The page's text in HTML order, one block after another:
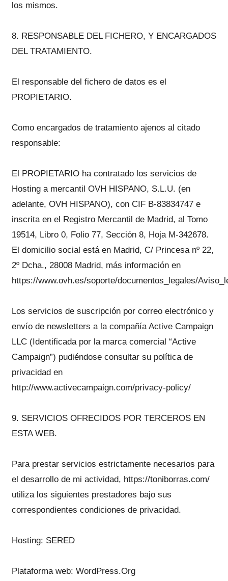
los mismos.
8. RESPONSABLE DEL FICHERO, Y ENCARGADOS
DEL TRATAMIENTO.
El responsable del fichero de datos es el
PROPIETARIO.
Como encargados de tratamiento ajenos al citado
responsable:
El PROPIETARIO ha contratado los servicios de
Hosting a mercantil OVH HISPANO, S.L.U. (en
adelante, OVH HISPANO), con CIF B-83834747 e
inscrita en el Registro Mercantil de Madrid, al Tomo
19514, Libro 0, Folio 77, Sección 8, Hoja M-342678.
El domicilio social está en Madrid, C/ Princesa nº 22,
2º Dcha., 28008 Madrid, más información en
https://www.ovh.es/soporte/documentos_legales/
Los servicios de suscripción por correo electrónico y
envío de newsletters a la compañía Active Campaign
LLC (Identificada por la marca comercial “Active
Campaign”) pudiéndose consultar su política de
privacidad en
http://www.activecampaign.com/privacy-policy/
9. SERVICIOS OFRECIDOS POR TERCEROS EN
ESTA WEB.
Para prestar servicios estrictamente necesarios para
el desarrollo de mi actividad, https://toniborras.com/
utiliza los siguientes prestadores bajo sus
correspondientes condiciones de privacidad.
Hosting: SERED
Plataforma web: WordPress.Org